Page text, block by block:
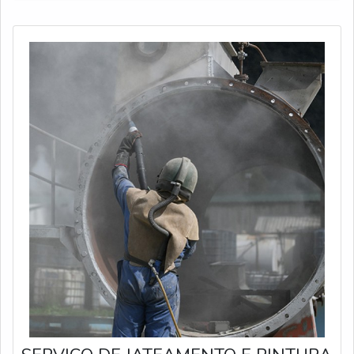
centraliza seus esforços em proporcionar uma estrutura
com investimento constante nas mais altas tecnologias
e oficina própria com ferramentas de excelente
qualidade, tudo isso para que se tenha serviço de
hidrojateamento para caldeiras com assertividade.Há
muitas maneiras eficientes de uma empresa demonstrar
competência, excelência e destaque em sua área de
atuação. A Hidro Trevo se mostra referência por ter:
Soluções em limpeza industrial por alta pressão;
Métodos padronizados de trabalho; Equipe de
profissionais atualizados e seriamente treinados; Oficina
própria com ferramentas de excelente
qualidade.Discorrendo ainda sobre serviço de
hidrojateamento para caldeiras, na essência da empresa,
a mesma deve prezar pelos produtos e serviços com
ótima qualidade e assertividade,pontos importantes que
ficam de fora no planejamento de empresas que visam